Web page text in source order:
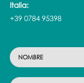
Italia:
+39 0784 95398